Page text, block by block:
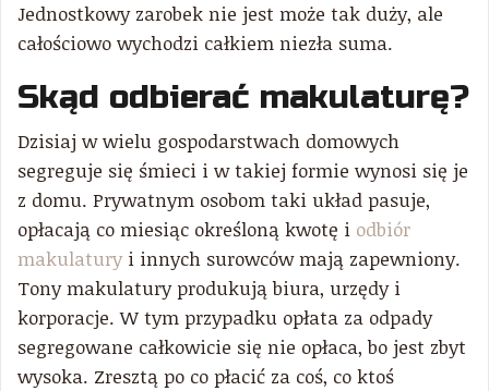
Jednostkowy zarobek nie jest może tak duży, ale
całościowo wychodzi całkiem niezła suma.
Skąd odbierać makulaturę?
Dzisiaj w wielu gospodarstwach domowych
segreguje się śmieci i w takiej formie wynosi się je
z domu. Prywatnym osobom taki układ pasuje,
opłacają co miesiąc określoną kwotę i odbiór
makulatury i innych surowców mają zapewniony.
Tony makulatury produkują biura, urzędy i
korporacje. W tym przypadku opłata za odpady
segregowane całkowicie się nie opłaca, bo jest zbyt
wysoka. Zresztą po co płacić za coś, co ktoś